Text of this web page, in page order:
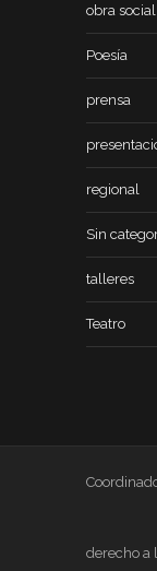
obra social
Poesía
prensa
regional
Sin
talleres
Teatro
derecho a